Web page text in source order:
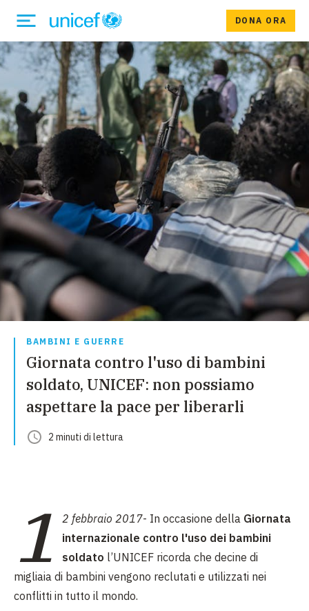
DONA ORA
BAMBINI E GUERRE
Giornata contro l'uso di bambini
soldato, UNICEF: non possiamo
aspettare la pace per liberarli
2 minuti di lettura
1 2 febbraio 2017- In occasione della Giornata
internazionale contro l'uso dei bambini
soldato l’UNICEF ricorda che decine di
migliaia di bambini vengono reclutati e utilizzati nei
conflitti in tutto il mondo.